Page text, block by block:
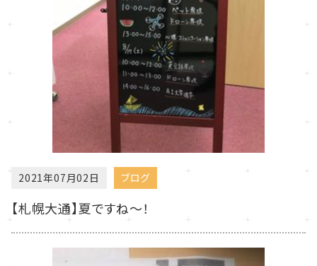
2021年07月02日 ブログ
【札幌大通】夏ですね～！